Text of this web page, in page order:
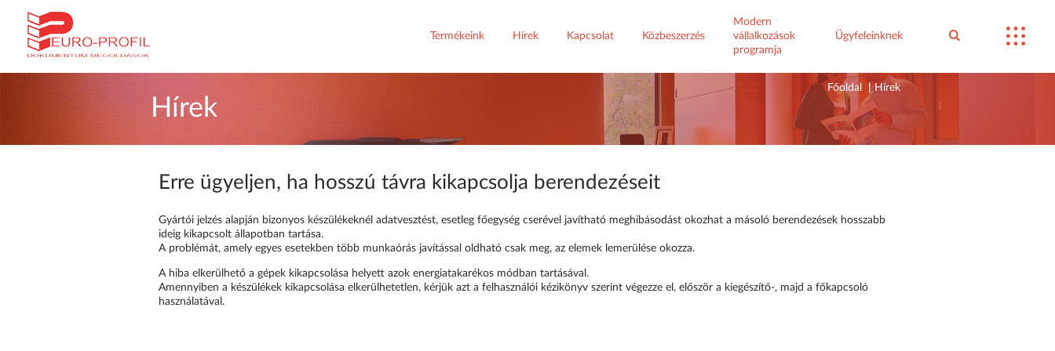
Termékeink Hírek Kapcsolat Közbeszerzés
Modern
vállalkozások
programja
Ügyfeleinknek
Hírek
Főoldal Hírek
Erre ügyeljen, ha hosszú távra kikapcsolja berendezéseit
Gyártói jelzés alapján bizonyos készülékeknél adatvesztést, esetleg főegység cserével javítható meghibásodást okozhat a másoló berendezések hosszabb
ideig kikapcsolt állapotban tartása.
A problémát, amely egyes esetekben több munkaórás javítással oldható csak meg, az elemek lemerülése okozza.
A hiba elkerülhető a gépek kikapcsolása helyett azok energiatakarékos módban tartásával.
Amennyiben a készülékek kikapcsolása elkerülhetetlen, kérjük azt a felhasználói kézikönyv szerint végezze el, először a kiegészítő-, majd a főkapcsoló
használatával.